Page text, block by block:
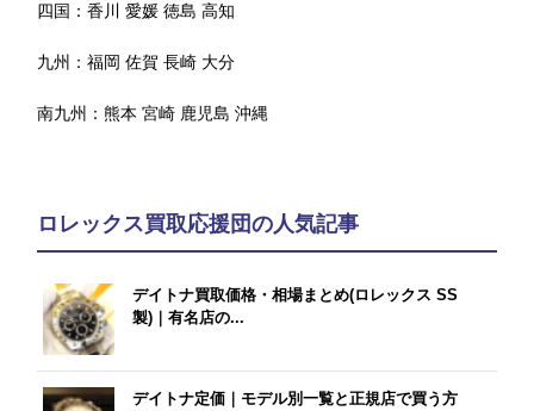
四国：香川 愛媛 徳島 高知
九州：福岡 佐賀 長崎 大分
南九州：熊本 宮崎 鹿児島 沖縄
ロレックス買取応援団の人気記事
デイトナ買取価格・相場まとめ(ロレックス SS
製)｜有名店の...
デイトナ定価｜モデル別一覧と正規店で買う方